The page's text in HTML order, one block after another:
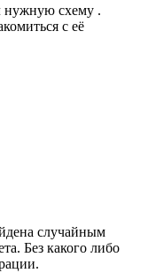
нужную схему .
с её
случайным
Без какого либо